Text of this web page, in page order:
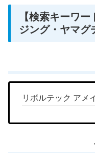
【検索キーワ
ジング・ヤマグ
リボルテック アメ